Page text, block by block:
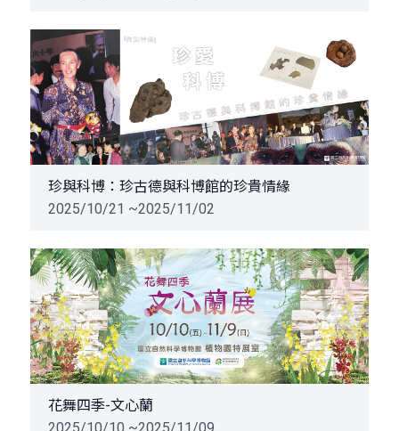
珍與科博：珍古德與科博館的珍貴情緣
2025/10/21 ~2025/11/02
花舞四季-文心蘭